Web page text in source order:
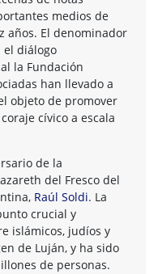
medios de
años. El denominador
el diálogo
la Fundación
han llevado a
objeto de promover
cívico a escala
de la
del Fresco del
Raúl Soldi. La
crucial y
islámicos, judíos y
de Luján, y ha sido
de personas.